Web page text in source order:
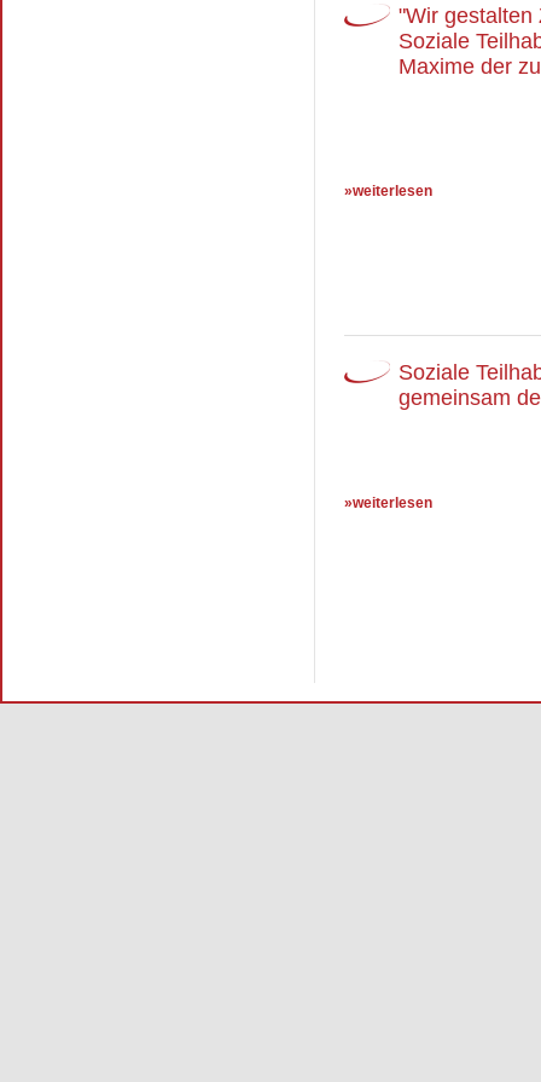
"Wir gestalten
Soziale
Maxime der
»weiterlesen
Soziale
gemeinsam
»weiterlesen